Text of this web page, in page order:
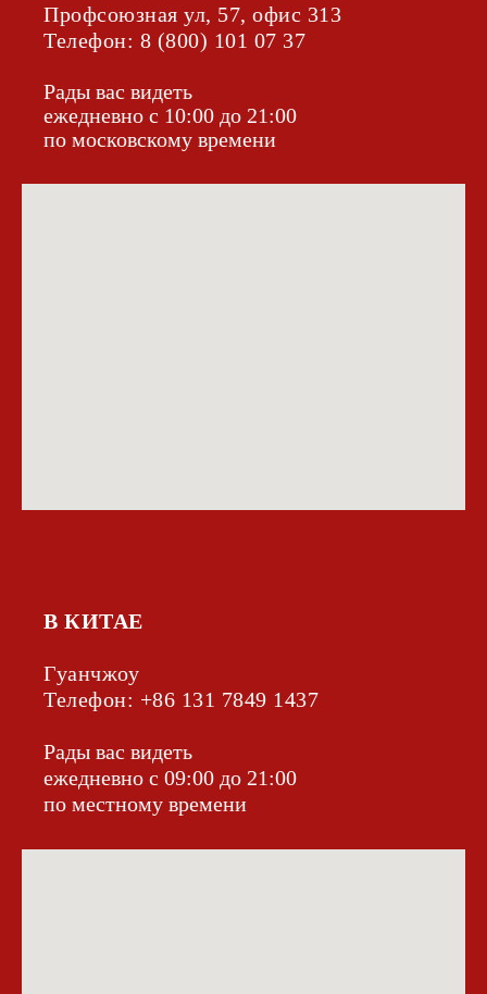
Профсоюзная ул, 57, офис 313
Телефон: 8 (800) 101 07 37
Рады вас видеть
ежедневно с 10:00 до 21:00
по московскому времени
В КИТАЕ
Гуанчжоу
Телефон: +86 131 7849 1437‬
Рады вас видеть
ежедневно с 09:00 до 21:00
по местному времени